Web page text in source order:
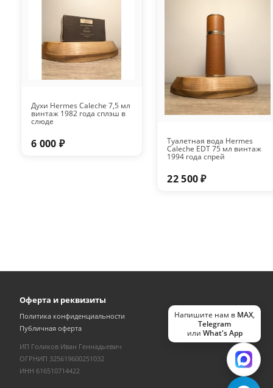
Напишите нам в MAX,
Telegram
или What's App
Духи Hermes Caleche 7,5 мл
винтаж 1982 года сплэш в
слюде
6 000 ₽ Туалетная вода Hermes
Caleche EDT 75 мл винтаж
1994 года спрей
22 500 ₽
Оферта и реквизиты
Политика конфиденциальности
Публичная оферта
ИП Голиков Иван Геннадьевич
ОГРНИП 325619600251032
ИНН 616510714422